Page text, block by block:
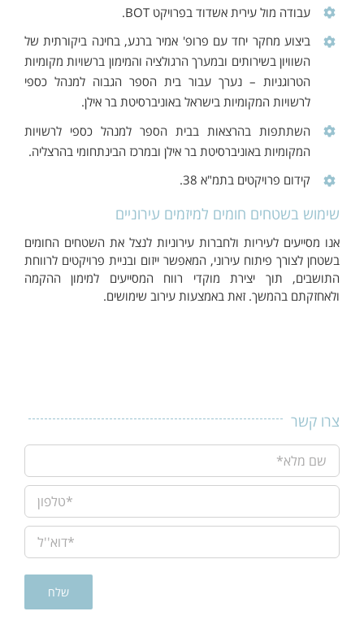
עבודה מול עירית אשדוד בפרויקט BOT.
ביצוע מחקר יחד עם פרופ' אמיר ברנע, בחינה ביקורתית של
השוויון בשירותים ובמערך הרגולציה והמימון ברשויות מקומיות
הטרוגניות – נערך עבור בית הספר הגבוה למנהל כספי
לרשויות המקומיות בישראל באוניברסיטת בר אילן.
השתתפות בהרצאות בבית הספר למנהל כספי לרשויות
המקומיות באוניברסיטת בר אילן ובמרכז הבינתחומי בהרצליה.
קידום פרויקטים בתמ"א 38.
שימוש בשטחים חומים למיזמים עירוניים
אנו מסייעים לעיריות ולחברות עירוניות לנצל את השטחים החומים
בשטחן לצורך פיתוח עירוני, המאפשר ייזום ובניית פרויקטים לרווחת
התושבים, תוך יצירת מוקדי רווח המסייעים למימון ההקמה
ולאחזקתם בהמשך. זאת באמצעות עירוב שימושים.
צרו קשר